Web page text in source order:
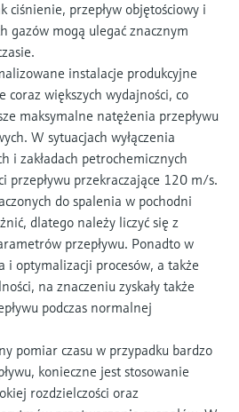
ciśnienie, przepływ objętościowy i
gazów mogą ulegać znacznym
instalacje produkcyjne
coraz większych wydajności, co
maksymalne natężenia przepływu
W sytuacjach wyłączenia
i zakładach petrochemicznych
przepływu przekraczające 120 m/s.
do spalenia w pochodni
dlatego należy liczyć się z
przepływu. Ponadto w
i optymalizacji procesów, a także
na znaczeniu zyskały także
podczas normalnej
pomiar czasu w przypadku bardzo
konieczne jest stosowanie
rozdzielczości oraz